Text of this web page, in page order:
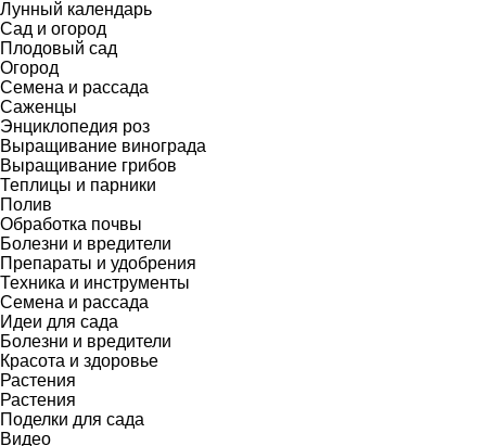
Лунный календарь
Сад и огород
Плодовый сад
Огород
Семена и рассада
Саженцы
Энциклопедия роз
Выращивание винограда
Выращивание грибов
Теплицы и парники
Полив
Обработка почвы
Болезни и вредители
Препараты и удобрения
Техника и инструменты
Семена и рассада
Идеи для сада
Болезни и вредители
Красота и здоровье
Растения
Растения
Поделки для сада
Видео